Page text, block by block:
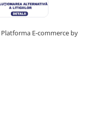
Platforma E-commerce by